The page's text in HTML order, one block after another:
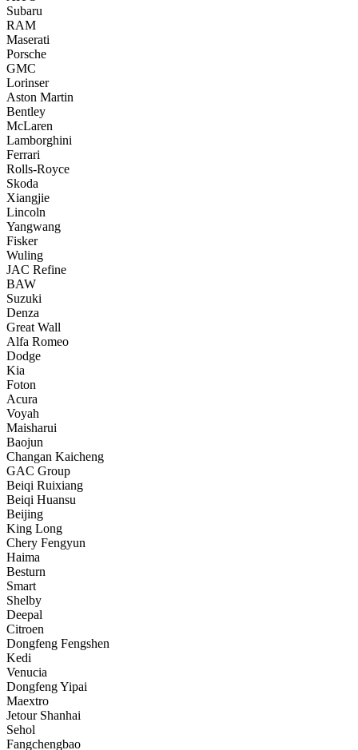
Subaru
RAM
Maserati
Porsche
GMC
Lorinser
Aston Martin
Bentley
McLaren
Lamborghini
Ferrari
Rolls-Royce
Skoda
Xiangjie
Lincoln
Yangwang
Fisker
Wuling
JAC Refine
BAW
Suzuki
Denza
Great Wall
Alfa Romeo
Dodge
Kia
Foton
Acura
Voyah
Maisharui
Baojun
Changan Kaicheng
GAC Group
Beiqi Ruixiang
Beiqi Huansu
Beijing
King Long
Chery Fengyun
Haima
Besturn
Smart
Shelby
Deepal
Citroen
Dongfeng Fengshen
Kedi
Venucia
Dongfeng Yipai
Maextro
Jetour Shanhai
Sehol
Fangchengbao